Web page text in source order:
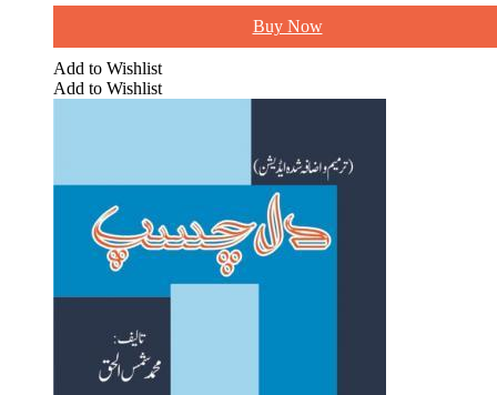
Buy Now
Add to Wishlist
Add to Wishlist